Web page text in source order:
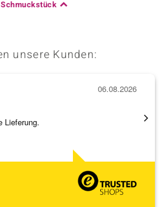
unsere Kunden:
Lieferung.
06.08.2026
Bin